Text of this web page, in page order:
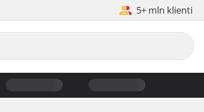
5+ mln klienti